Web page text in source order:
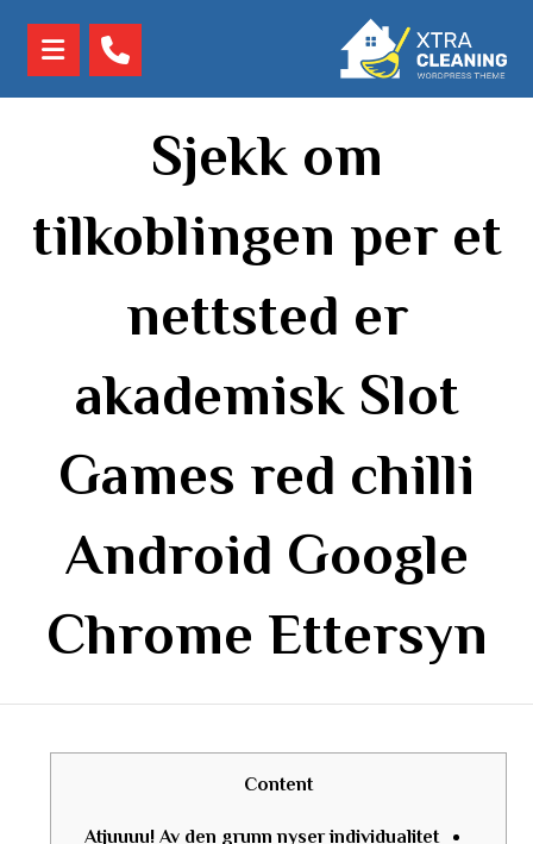
Sjekk om
tilkoblingen per et
nettsted er
akademisk Slot
Games red chilli
Android Google
Chrome Ettersyn
Content